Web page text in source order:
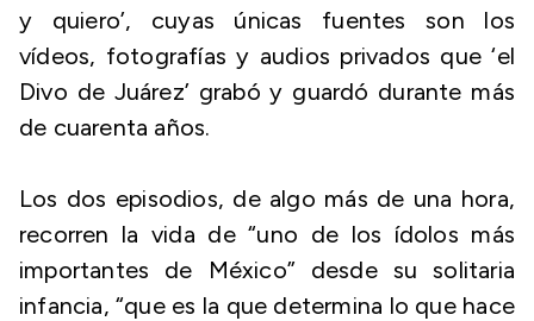
y quiero’, cuyas únicas fuentes son los
vídeos, fotografías y audios privados que ‘el
Divo de Juárez’ grabó y guardó durante más
de cuarenta años.
Los dos episodios, de algo más de una hora,
recorren la vida de “uno de los ídolos más
importantes de México” desde su solitaria
infancia, “que es la que determina lo que hace